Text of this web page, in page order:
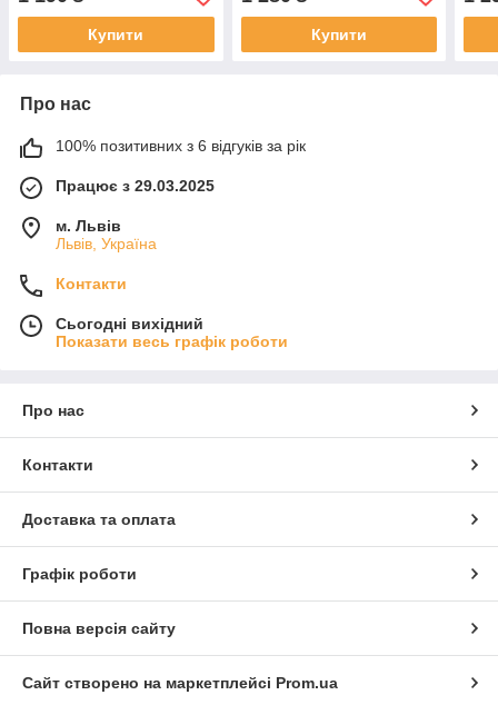
Купити Купити
Про нас
100% позитивних з 6 відгуків за рік
Працює з 29.03.2025
м. Львів
Львів, Україна
Контакти
Сьогодні вихідний
Показати весь графік роботи
Про нас
Контакти
Доставка та оплата
Графік роботи
Повна версія сайту
Сайт створено на маркетплейсі Prom.ua